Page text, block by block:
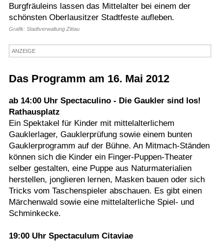
Sport
Burgfräuleins lassen das Mittelalter bei einem der
schönsten Oberlausitzer Stadtfeste aufleben.
Grafik: Stadtverwaltung Zittau
ANZEIGE
Das Programm am 16. Mai 2012
ab 14:00 Uhr Spectaculino - Die Gaukler sind los!
Rathausplatz
Ein Spektakel für Kinder mit mittelalterlichem
Gauklerlager, Gauklerprüfung sowie einem bunten
Gauklerprogramm auf der Bühne. An Mitmach-Ständen
können sich die Kinder ein Finger-Puppen-Theater
selber gestalten, eine Puppe aus Naturmaterialien
herstellen, jonglieren lernen, Masken bauen oder sich
Tricks vom Taschenspieler abschauen. Es gibt einen
Märchenwald sowie eine mittelalterliche Spiel- und
Schminkecke.
19:00 Uhr Spectaculum Citaviae